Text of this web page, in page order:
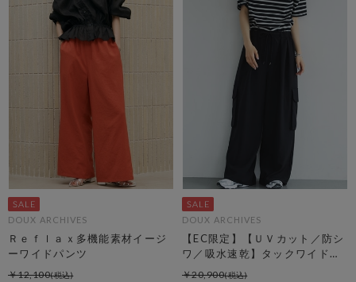
DOUX ARCHIVES
Ｒｅｆｌａｘ多機能素材イージ
ーワイドパンツ
￥12,100
DOUX ARCHIVES
【EC限定】【ＵＶカット／防シ
ワ／吸水速乾】タックワイドカ
ーゴパンツ
￥20,900